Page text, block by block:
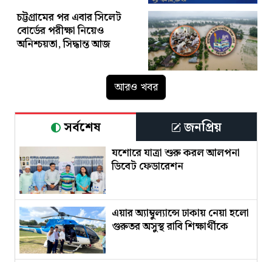
চট্টগ্রামের পর এবার সিলেট
বোর্ডের পরীক্ষা নিয়েও
অনিশ্চয়তা, সিদ্ধান্ত আজ
আরও খবর
সর্বশেষ জনপ্রিয়
যশোরে যাত্রা শুরু করল আলপনা
ডিবেট ফেডারেশন
এয়ার অ্যাম্বুল্যান্সে ঢাকায় নেয়া হলো
গুরুতর অসুস্থ রাবি শিক্ষার্থীকে